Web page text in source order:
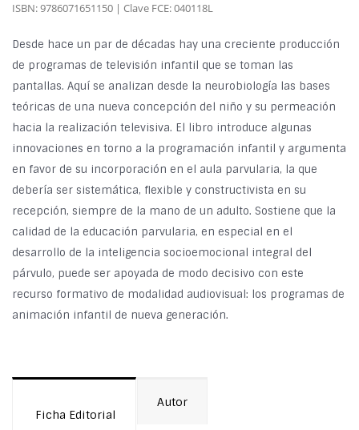
ISBN: 9786071651150 | Clave FCE: 040118L
Desde hace un par de décadas hay una creciente producción
de programas de televisión infantil que se toman las
pantallas. Aquí se analizan desde la neurobiología las bases
teóricas de una nueva concepción del niño y su permeación
hacia la realización televisiva. El libro introduce algunas
innovaciones en torno a la programación infantil y argumenta
en favor de su incorporación en el aula parvularia, la que
debería ser sistemática, flexible y constructivista en su
recepción, siempre de la mano de un adulto. Sostiene que la
calidad de la educación parvularia, en especial en el
desarrollo de la inteligencia socioemocional integral del
párvulo, puede ser apoyada de modo decisivo con este
recurso formativo de modalidad audiovisual: los programas de
animación infantil de nueva generación.
Ficha Editorial
Autor